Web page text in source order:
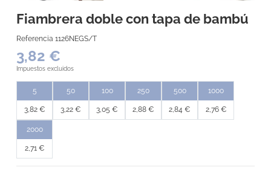
Fiambrera doble con tapa de bambú
Referencia 1126NEGS/T
3,82 €
Impuestos excluidos
5
3,82 €
50
3,22 €
100
3,05 €
250
2,88 €
500
2,84 €
1000
2,76 €
2000
2,71 €